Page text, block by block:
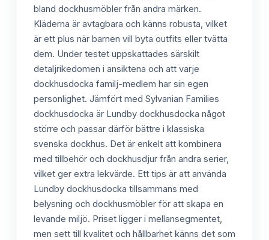
bland dockhusmöbler från andra märken.
Kläderna är avtagbara och känns robusta, vilket
är ett plus när barnen vill byta outfits eller tvätta
dem. Under testet uppskattades särskilt
detaljrikedomen i ansiktena och att varje
dockhusdocka familj-medlem har sin egen
personlighet. Jämfört med Sylvanian Families
dockhusdocka är Lundby dockhusdocka något
större och passar därför bättre i klassiska
svenska dockhus. Det är enkelt att kombinera
med tillbehör och dockhusdjur från andra serier,
vilket ger extra lekvärde. Ett tips är att använda
Lundby dockhusdocka tillsammans med
belysning och dockhusmöbler för att skapa en
levande miljö. Priset ligger i mellansegmentet,
men sett till kvalitet och hållbarhet känns det som